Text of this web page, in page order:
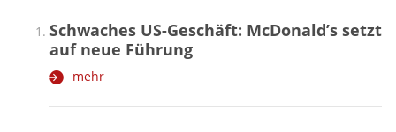
Schwaches US-Geschäft: McDonald’s setzt
auf neue Führung
mehr